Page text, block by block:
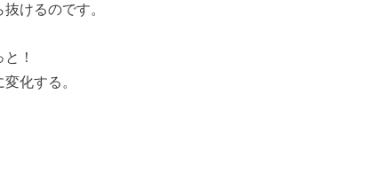
けるのです。
！
化する。